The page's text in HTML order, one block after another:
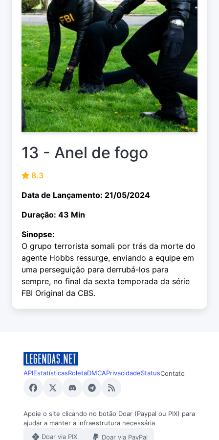
13 - Anel de fogo
8.3
Data de Lançamento: 21/05/2024
Duração: 43 Min
Sinopse:
O grupo terrorista somali por trás da morte do
agente Hobbs ressurge, enviando a equipe em
uma perseguição para derrubá-los para
sempre, no final da sexta temporada da série
FBI Original da CBS.
APIEstatísticasRoletaDMCAPrivacidadeStatusContato
Apoie o site clicando no botão Doar (Paypal ou PIX) para
ajudar a manter a infraestrutura necessária
Doar via PIX
Doar via PayPal